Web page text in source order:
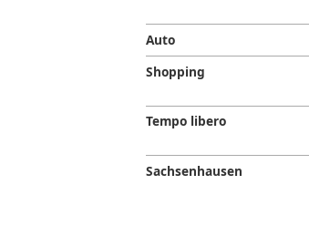
Auto
Shopping
Tempo libero
Sachsenhausen